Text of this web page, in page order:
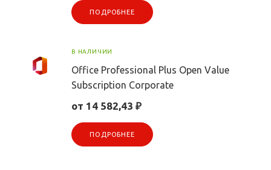
ПОДРОБНЕЕ
В НАЛИЧИИ
Office Professional Plus Open Value
Subscription Corporate
от 14 582,43 ₽
ПОДРОБНЕЕ